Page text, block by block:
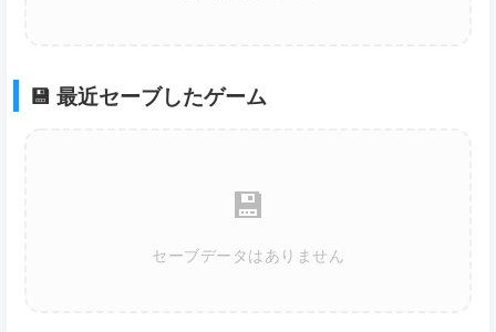
💾 最近セーブしたゲーム
💾
セーブデータはありません